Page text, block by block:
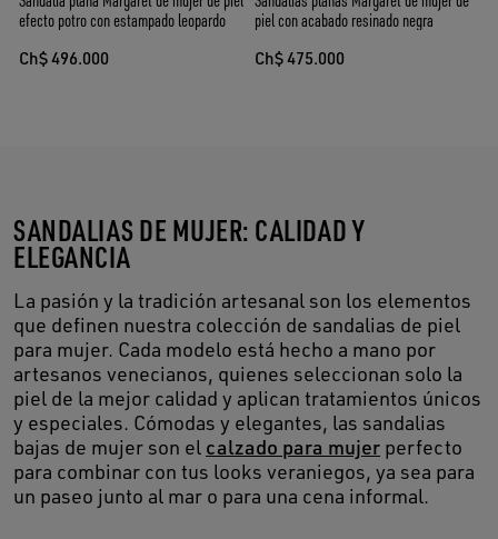
efecto potro con estampado leopardo
Ch$ 496.000
piel con acabado resinado negra
Ch$ 475.000
SANDALIAS DE MUJER: CALIDAD Y
ELEGANCIA
La pasión y la tradición artesanal son los elementos
que definen nuestra colección de sandalias de piel
para mujer. Cada modelo está hecho a mano por
artesanos venecianos, quienes seleccionan solo la
piel de la mejor calidad y aplican tratamientos únicos
y especiales. Cómodas y elegantes, las sandalias
bajas de mujer son el calzado para mujer perfecto
para combinar con tus looks veraniegos, ya sea para
un paseo junto al mar o para una cena informal.